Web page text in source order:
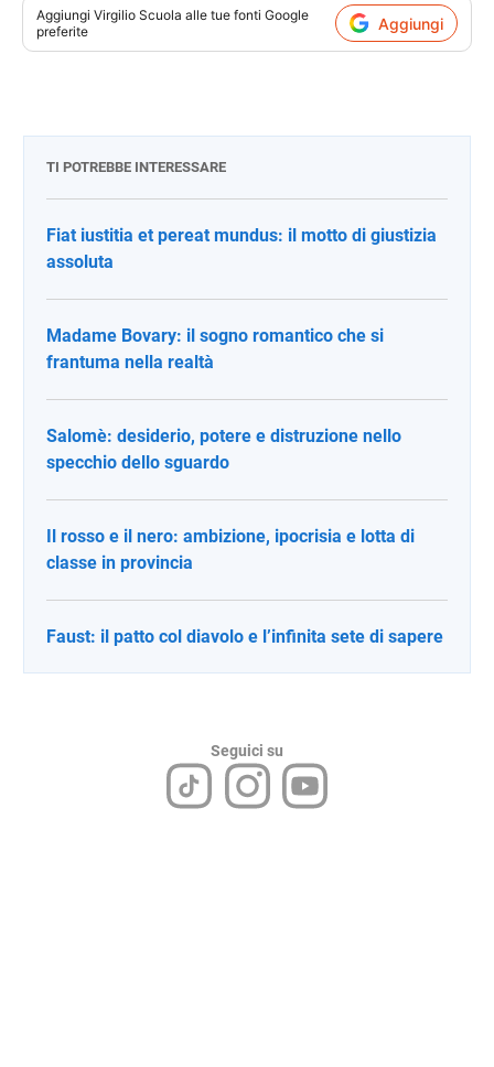
Aggiungi Virgilio Scuola alle tue fonti Google
preferite
Aggiungi
TI POTREBBE INTERESSARE
Fiat iustitia et pereat mundus: il motto di giustizia
assoluta
Madame Bovary: il sogno romantico che si
frantuma nella realtà
Salomè: desiderio, potere e distruzione nello
specchio dello sguardo
Il rosso e il nero: ambizione, ipocrisia e lotta di
classe in provincia
Faust: il patto col diavolo e l’infinita sete di sapere
Seguici su